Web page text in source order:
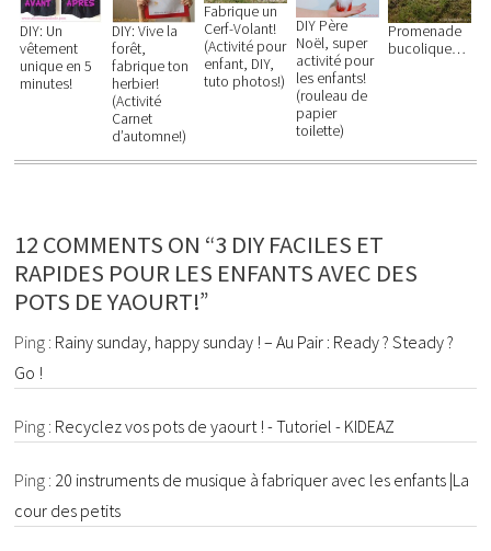
DIY: Un
vêtement
unique en 5
minutes!
DIY: Vive la
forêt,
fabrique ton
herbier!
(Activité
Carnet
d’automne!)
Fabrique un
Cerf-Volant!
(Activité pour
enfant, DIY,
tuto photos!)
DIY Père
Noël, super
activité pour
les enfants!
(rouleau de
papier
toilette)
Promenade
bucolique…
12 COMMENTS ON “3 DIY FACILES ET
RAPIDES POUR LES ENFANTS AVEC DES
POTS DE YAOURT!”
Ping : Rainy sunday, happy sunday ! – Au Pair : Ready ? Steady ?
Go !
Ping : Recyclez vos pots de yaourt ! - Tutoriel - KIDEAZ
Ping : 20 instruments de musique à fabriquer avec les enfants |La
cour des petits